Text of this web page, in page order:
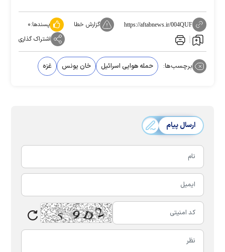
https://aftabnews.ir/004QUF گزارش خطا پسندها:۰
اشتراک گذاری
برچسب‌ها: حمله هوایی اسرائیل خان یونس غزه
ارسال پیام